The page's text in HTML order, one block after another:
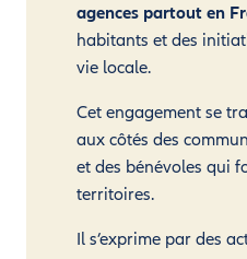
agences partout en
habitants et des
vie locale.
Cet engagement se
aux côtés des
et des bénévoles qui
territoires.
Il s’exprime par des